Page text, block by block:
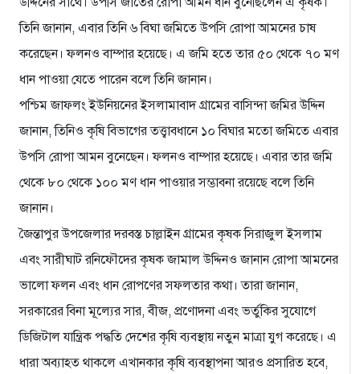
তিনি জানান, এবার তিনি ৬ বিঘা জমিতে উপসি রোপা আমনের চাষ
করেছেন। ফলনও বাম্পার হয়েছে। এ জমি হতে তার ৫০ থেকে ৭০ মণ
ধান পাওয়া যেতে পারেন বলে তিনি জানান।
পশ্চিম জাফলং ইউনিয়নের ইসলামাবাদ গ্রামের বাসিন্দা জমির উদ্দিন
জানান, তিনিও কৃষি বিভাগের তত্ত্বাবধানে ১০ বিঘার মতো জমিতে এবার
উপসি রোপা আমন বুনেছেন। ফলনও বাম্পার হয়েছে। এবার তার জমি
থেকে ৮০ থেকে ১০০ মণ ধান পাওয়ার সম্ভাবনা রয়েছে বলে তিনি
জানান।
জৈন্তাপুর উপজেলার দরবস্ত চাল্লাইন গ্রামের কৃষক সিরাজুল ইসলাম
এবং সারীঘাট রনিফৌদের কৃষক জামাল উদ্দিনও জানান রোপা আমনের
ভালো ফলন এবং ধান রোপণের সফলতার কথা। তারা জানান,
সরকারের বিনা মূল্যের সার, বীজ, প্রণোদনা এবং ভর্তুকির সুযোগে
ডিজিটাল যান্ত্রিক পদ্ধতি দেশের কৃষি ব্যবস্থায় নতুন মাত্রা যুগ করেছে। এ
ধারা অব্যাহত থাকলে এখানকার কৃষি ব্যবস্থাপনা আরও প্রসারিত হবে,